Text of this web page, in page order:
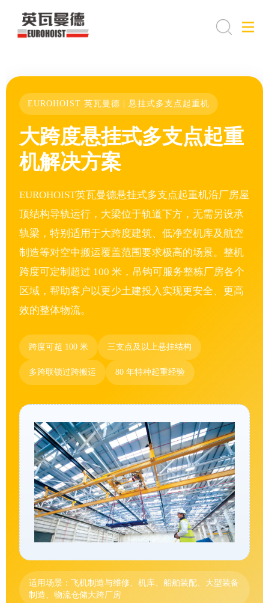
EUROHOIST 英瓦曼德 | 悬挂式多支点起重机
大跨度悬挂式多支点起重
机解决方案
EUROHOIST英瓦曼德悬挂式多支点起重机沿厂房屋
顶结构导轨运行，大梁位于轨道下方，无需另设承
轨梁，特别适用于大跨度建筑、低净空机库及航空
制造等对空中搬运覆盖范围要求极高的场景。整机
跨度可定制超过 100 米，吊钩可服务整栋厂房各个
区域，帮助客户以更少土建投入实现更安全、更高
效的整体物流。
跨度可超 100 米 三支点及以上悬挂结构
多跨联锁过跨搬运 80 年特种起重经验
适用场景：飞机制造与维修、机库、船舶装配、大型装备
制造、物流仓储大跨厂房